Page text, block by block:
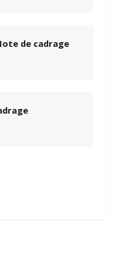
de cadrage